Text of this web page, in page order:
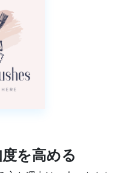
を高める